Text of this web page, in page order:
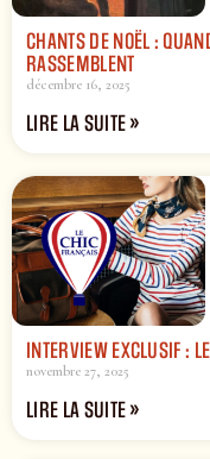
CHANTS DE NOËL :
RASSEMBLENT
décembre 16, 2025
LIRE LA SUITE »
INTERVIEW EXCLUSIF :
novembre 27, 2025
LIRE LA SUITE »